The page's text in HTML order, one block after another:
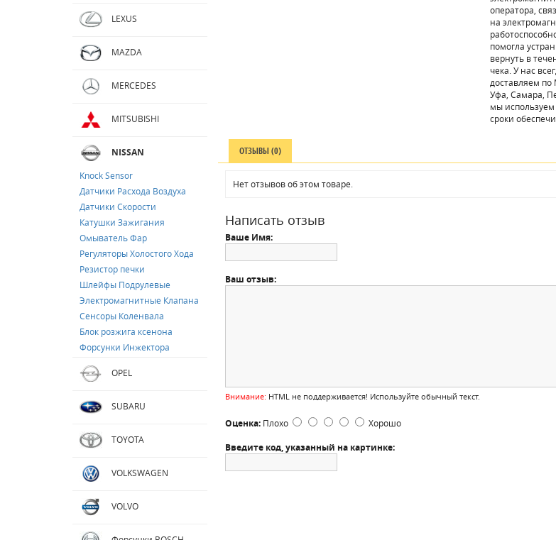
LEXUS
MAZDA
MERCEDES
MITSUBISHI
NISSAN
Knock Sensor
Датчики Расхода Воздуха
Датчики Скорости
Катушки Зажигания
Омыватель Фар
Регуляторы Холостого Хода
Резистор печки
Шлейфы Подрулевые
Электромагнитные Клапана
Сенсоры Коленвала
Блок розжига ксенона
Форсунки Инжектора
OPEL
SUBARU
TOYOTA
VOLKSWAGEN
VOLVO
оператора,
на
помогла
вернуть в
чека. У нас
доставляем по
Уфа, Самара,
мы
сроки
ОТЗЫВЫ (0)
Нет отзывов об этом товаре.
Написать отзыв
Ваше Имя:
Ваш отзыв:
Внимание: HTML не поддерживается! Используйте обычный текст.
Оценка: Плохо Хорошо
Введите код, указанный на картинке: